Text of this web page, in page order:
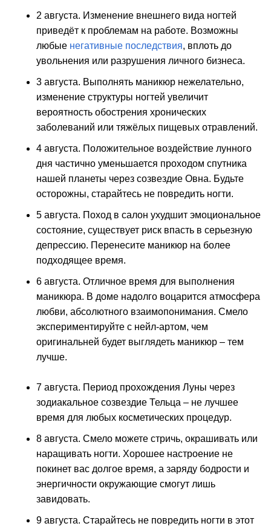
2 августа. Изменение внешнего вида ногтей
приведёт к проблемам на работе. Возможны
любые негативные последствия, вплоть до
увольнения или разрушения личного бизнеса.
3 августа. Выполнять маникюр нежелательно,
изменение структуры ногтей увеличит
вероятность обострения хронических
заболеваний или тяжёлых пищевых отравлений.
4 августа. Положительное воздействие лунного
дня частично уменьшается проходом спутника
нашей планеты через созвездие Овна. Будьте
осторожны, старайтесь не повредить ногти.
5 августа. Поход в салон ухудшит эмоциональное
состояние, существует риск впасть в серьезную
депрессию. Перенесите маникюр на более
подходящее время.
6 августа. Отличное время для выполнения
маникюра. В доме надолго воцарится атмосфера
любви, абсолютного взаимопонимания. Смело
экспериментируйте с нейл-артом, чем
оригинальней будет выглядеть маникюр – тем
лучше.
7 августа. Период прохождения Луны через
зодиакальное созвездие Тельца – не лучшее
время для любых косметических процедур.
8 августа. Смело можете стричь, окрашивать или
наращивать ногти. Хорошее настроение не
покинет вас долгое время, а заряду бодрости и
энергичности окружающие смогут лишь
завидовать.
9 августа. Старайтесь не повредить ногти в этот